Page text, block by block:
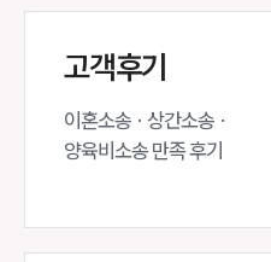
고객후기
이혼소송 · 상간소송 ·
양육비소송 만족 후기